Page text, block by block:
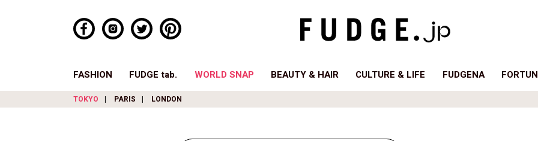
FASHION FUDGE tab. WORLD SNAP BEAUTY & HAIR CULTURE & LIFE FUDGENA
TOKYO PARIS LONDON